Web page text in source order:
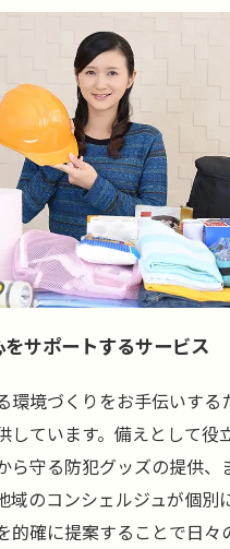
サポートするサービス
環境づくりをお手伝いする
しています。備えとして役
ら守る防犯グッズの提供、
域のコンシェルジュが個別
的確に提案することで日々